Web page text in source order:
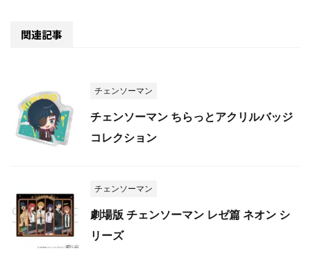
関連記事
チェンソーマン
チェンソーマン ちらっとアクリルバッジ
コレクション
チェンソーマン
劇場版 チェンソーマン レゼ篇 ネオン シ
リーズ